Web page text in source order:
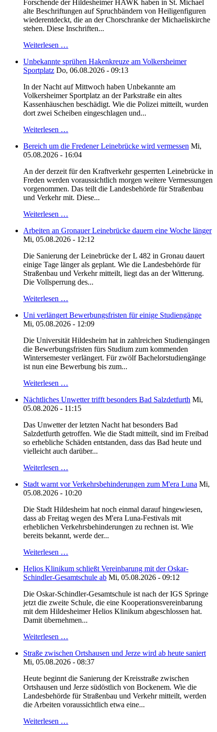
Forschende der Hildesheimer HAWK haben in St. Michael
alte Beschriftungen auf Spruchbändern von Heiligenfiguren
wiederentdeckt, die an der Chorschranke der Michaeliskirche
stehen. Diese Inschriften...
Weiterlesen …
Unbekannte sprühen Hakenkreuze am Volkersheimer
Sportplatz Do, 06.08.2026 - 09:13
In der Nacht auf Mittwoch haben Unbekannte am
Volkersheimer Sportplatz an der Parkstraße ein altes
Kassenhäuschen beschädigt. Wie die Polizei mitteilt, wurden
dort zwei Scheiben eingeschlagen und...
Weiterlesen …
Bereich um die Fredener Leinebrücke wird vermessen Mi,
05.08.2026 - 16:04
An der derzeit für den Kraftverkehr gesperrten Leinebrücke in
Freden werden voraussichtlich morgen weitere Vermessungen
vorgenommen. Das teilt die Landesbehörde für Straßenbau
und Verkehr mit. Diese...
Weiterlesen …
Arbeiten an Gronauer Leinebrücke dauern eine Woche länger
Mi, 05.08.2026 - 12:12
Die Sanierung der Leinebrücke der L 482 in Gronau dauert
einige Tage länger als geplant. Wie die Landesbehörde für
Straßenbau und Verkehr mitteilt, liegt das an der Witterung.
Die Vollsperrung des...
Weiterlesen …
Uni verlängert Bewerbungsfristen für einige Studiengänge
Mi, 05.08.2026 - 12:09
Die Universität Hildesheim hat in zahlreichen Studiengängen
die Bewerbungsfristen fürs Studium zum kommenden
Wintersemester verlängert. Für zwölf Bachelorstudiengänge
ist nun eine Bewerbung bis zum...
Weiterlesen …
Nächtliches Unwetter trifft besonders Bad Salzdetfurth Mi,
05.08.2026 - 11:15
Das Unwetter der letzten Nacht hat besonders Bad
Salzdetfurth getroffen. Wie die Stadt mitteilt, sind im Freibad
so erhebliche Schäden entstanden, dass das Bad heute und
vielleicht auch darüber...
Weiterlesen …
Stadt warnt vor Verkehrsbehinderungen zum M'era Luna Mi,
05.08.2026 - 10:20
Die Stadt Hildesheim hat noch einmal darauf hingewiesen,
dass ab Freitag wegen des M'era Luna-Festivals mit
erheblichen Verkehrsbehinderungen zu rechnen ist. Wie
bereits bekannt, werde der...
Weiterlesen …
Helios Klinikum schließt Vereinbarung mit der Oskar-
Schindler-Gesamtschule ab Mi, 05.08.2026 - 09:12
Die Oskar-Schindler-Gesamtschule ist nach der IGS Springe
jetzt die zweite Schule, die eine Kooperationsvereinbarung
mit dem Hildesheimer Helios Klinikum abgeschlossen hat.
Damit übernehmen...
Weiterlesen …
Straße zwischen Ortshausen und Jerze wird ab heute saniert
Mi, 05.08.2026 - 08:37
Heute beginnt die Sanierung der Kreisstraße zwischen
Ortshausen und Jerze südöstlich von Bockenem. Wie die
Landesbehörde für Straßenbau und Verkehr mitteilt, werden
die Arbeiten voraussichtlich etwa eine...
Weiterlesen …